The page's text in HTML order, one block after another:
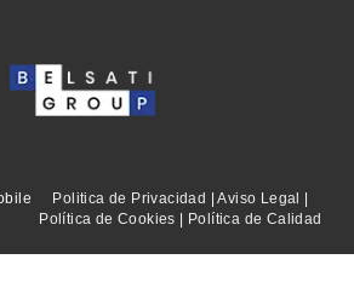
Politica de Privacidad |Aviso Legal
Política de Cookies
Política de Calidad